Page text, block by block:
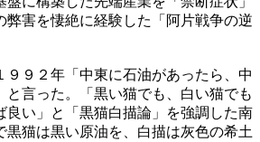
弊害を悽絶に経験した「阿片戦争の逆
９９２年「中東に石油があったら、中
と言った。「黒い猫でも、白い猫でも
良い」と「黒猫白描論」を強調した南
黒猫は黒い原油を、白描は灰色の希土